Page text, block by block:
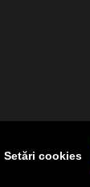
Setări cookies